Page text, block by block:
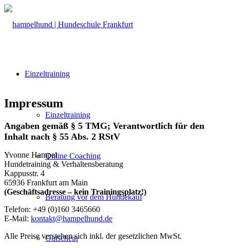
Einzeltraining
Einzeltraining
Online Coaching
Beratung vor dem Hundekauf
Gutschein
Impressum
Angaben gemäß § 5 TMG; Verantwortlich für den
Inhalt nach § 55 Abs. 2 RStV
Yvonne Hampel
Hundetraining & Verhaltensberatung
Kappusstr. 4
65936 Frankfurt am Main
(Geschäftsadresse – kein Trainingsplatz!)
Telefon: +49 (0)160 3465660
E-Mail: kontakt@hampelhund.de
Alle Preise verstehen sich inkl. der gesetzlichen MwSt.